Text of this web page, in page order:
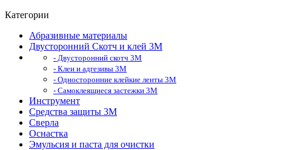
Категории
Абразивные материалы
Двусторонний Скотч и клей 3М
- Двусторонний скотч 3М
- Клеи и адгезивы 3М
- Односторонние клейкие ленты 3М
- Самоклеящиеся застежки 3М
Инструмент
Средства защиты 3М
Сверла
Оснастка
Эмульсия и паста для очистки